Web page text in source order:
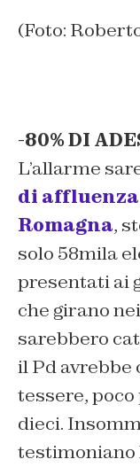
(Foto:
-80% DI
L’allarme
di affluenza
Romagna,
solo 58mila
presentati ai
che girano
sarebbero
il Pd
tessere,
dieci.
testimoniano